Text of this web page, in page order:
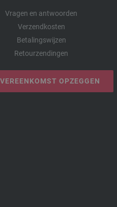
Vragen en antwoorden
Verzendkosten
Betalingswijzen
Retourzendingen
OPZEGGEN